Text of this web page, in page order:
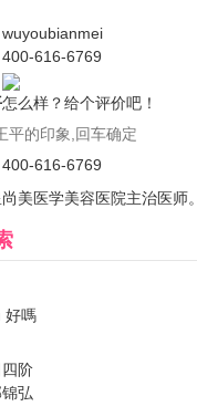
wuyoubianmei
400-616-6769
怎么样？给个评价吧！
400-616-6769
美医学美容医院主治医师。
好嗎
四阶
弘